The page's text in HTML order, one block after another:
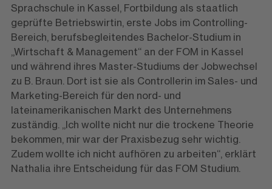
Sprachschule in Kassel, Fortbildung als staatlich
geprüfte Betriebswirtin, erste Jobs im Controlling-
Bereich, berufsbegleitendes Bachelor-Studium in
„Wirtschaft & Management“ an der FOM in Kassel
und während ihres Master-Studiums der Jobwechsel
zu B. Braun. Dort ist sie als Controllerin im Sales- und
Marketing-Bereich für den nord- und
lateinamerikanischen Markt des Unternehmens
zuständig. „Ich wollte nicht nur die trockene Theorie
bekommen, mir war der Praxisbezug sehr wichtig.
Zudem wollte ich nicht aufhören zu arbeiten“, erklärt
Nathalia ihre Entscheidung für das FOM Studium.